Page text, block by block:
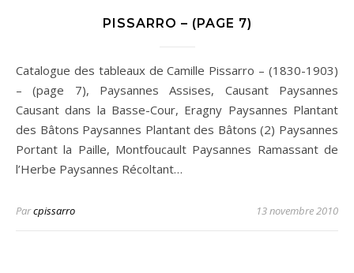
PISSARRO – (PAGE 7)
Catalogue des tableaux de Camille Pissarro – (1830-1903)
– (page 7), Paysannes Assises, Causant Paysannes
Causant dans la Basse-Cour, Eragny Paysannes Plantant
des Bâtons Paysannes Plantant des Bâtons (2) Paysannes
Portant la Paille, Montfoucault Paysannes Ramassant de
l’Herbe Paysannes Récoltant…
Parcpissarro 13 novembre 2010